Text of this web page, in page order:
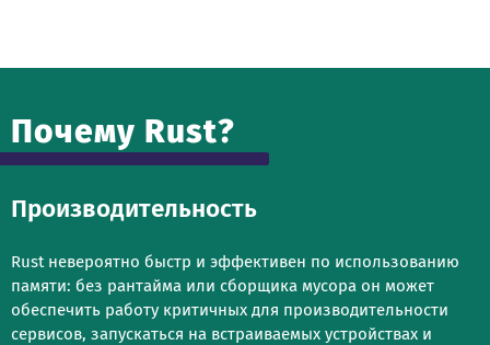
Почему Rust?
Производительность
Rust невероятно быстр и эффективен по использованию
памяти: без рантайма или сборщика мусора он может
обеспечить работу критичных для производительности
сервисов, запускаться на встраиваемых устройствах и